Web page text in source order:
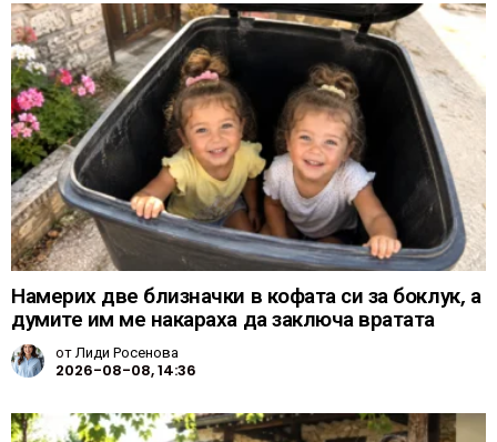
Намерих две близначки в кофата си за боклук, а
думите им ме накараха да заключа вратата
отЛиди Росенова
2026-08-08, 14:36